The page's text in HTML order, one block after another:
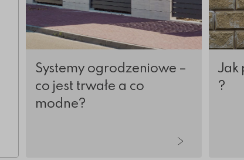
Systemy ogrodzeniowe –
co jest trwałe a co
modne?
Jak
?